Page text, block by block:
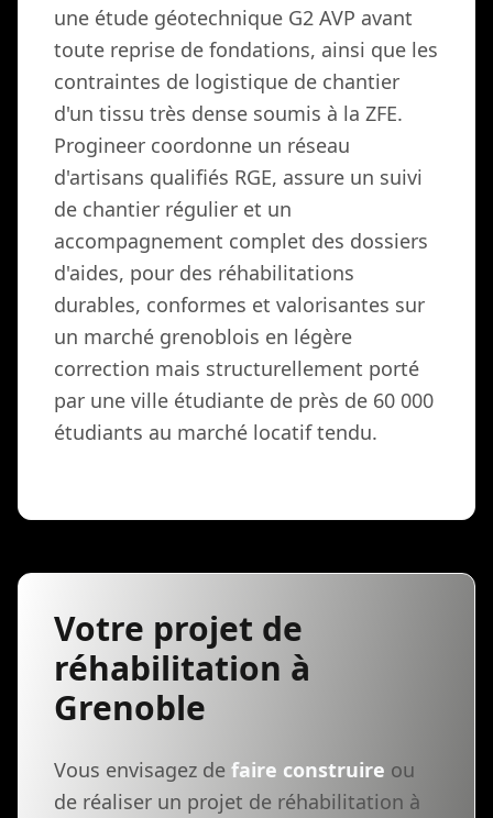
une étude géotechnique G2 AVP avant
toute reprise de fondations, ainsi que les
contraintes de logistique de chantier
d'un tissu très dense soumis à la ZFE.
Progineer coordonne un réseau
d'artisans qualifiés RGE, assure un suivi
de chantier régulier et un
accompagnement complet des dossiers
d'aides, pour des réhabilitations
durables, conformes et valorisantes sur
un marché grenoblois en légère
correction mais structurellement porté
par une ville étudiante de près de 60 000
étudiants au marché locatif tendu.
Votre projet de
réhabilitation à
Grenoble
Vous envisagez de faire construire ou
de réaliser un projet de réhabilitation à